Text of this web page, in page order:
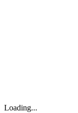
Loading...